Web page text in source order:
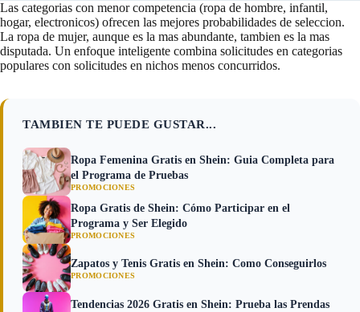
Las categorias con menor competencia (ropa de hombre, infantil,
hogar, electronicos) ofrecen las mejores probabilidades de seleccion.
La ropa de mujer, aunque es la mas abundante, tambien es la mas
disputada. Un enfoque inteligente combina solicitudes en categorias
populares con solicitudes en nichos menos concurridos.
TAMBIEN TE PUEDE GUSTAR...
Ropa Femenina Gratis en Shein: Guia Completa para
el Programa de Pruebas
PROMOCIONES
Ropa Gratis de Shein: Cómo Participar en el
Programa y Ser Elegido
PROMOCIONES
Zapatos y Tenis Gratis en Shein: Como Conseguirlos
PROMOCIONES
Tendencias 2026 Gratis en Shein: Prueba las Prendas